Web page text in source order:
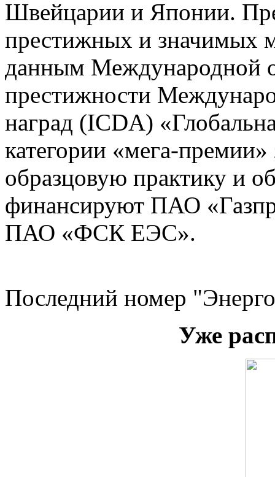
Швейцарии и Японии.
престижных и значимых
данным Международной
престижности
наград (ICDA)
категории «мега-
образцовую практику и
финансируют ПАО
ПАО «ФСК ЕЭС».
Последний номер
Уже